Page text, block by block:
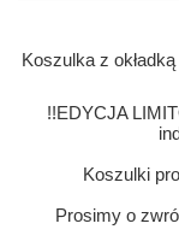
Koszulka z
!!EDYCJA
Koszulki
Prosimy o